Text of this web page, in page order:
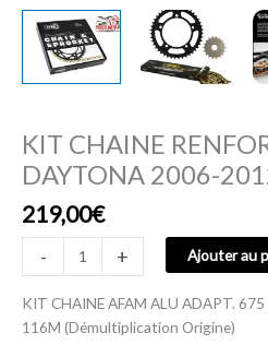
KIT CHAINE
DAYTONA 2006-
219,00€
- + Ajouter au
KIT CHAINE AFAM ALU ADAPT.
116M (Démultiplication Origine)